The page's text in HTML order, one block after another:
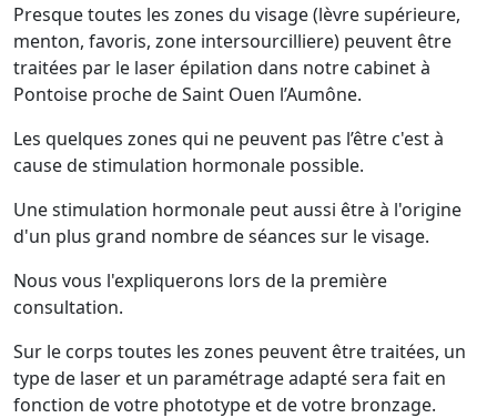
Presque toutes les zones du visage (lèvre supérieure,
menton, favoris, zone intersourcilliere) peuvent être
traitées par le laser épilation dans notre cabinet à
Pontoise proche de Saint Ouen l’Aumône.
Les quelques zones qui ne peuvent pas l’être c'est à
cause de stimulation hormonale possible.
Une stimulation hormonale peut aussi être à l'origine
d'un plus grand nombre de séances sur le visage.
Nous vous l'expliquerons lors de la première
consultation.
Sur le corps toutes les zones peuvent être traitées, un
type de laser et un paramétrage adapté sera fait en
fonction de votre phototype et de votre bronzage.